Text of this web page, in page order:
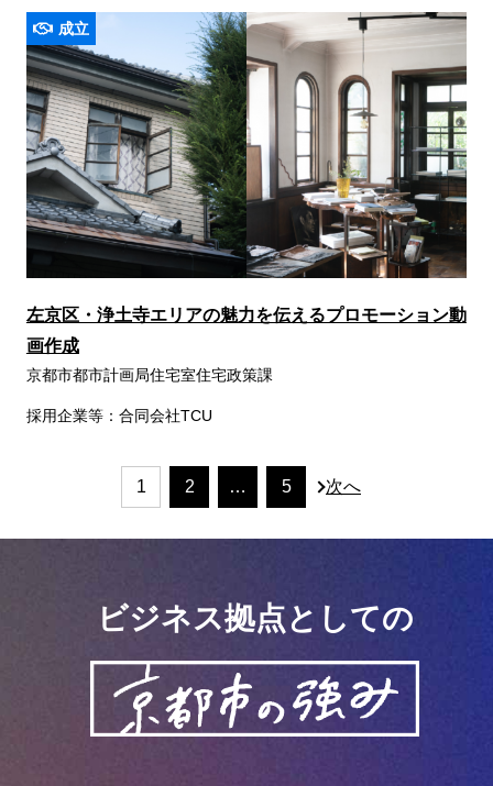
成立
左京区・浄土寺エリアの魅力を伝えるプロモーション動
画作成
京都市都市計画局住宅室住宅政策課
採用企業等：合同会社TCU
ページナビゲーション
1 2 … 5 次へ
ビジネス拠点としての